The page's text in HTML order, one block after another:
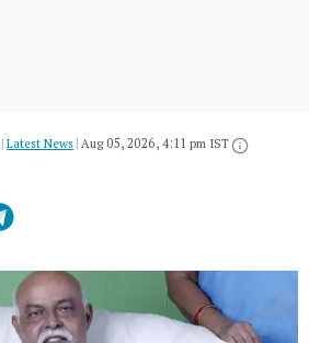
|Latest News|Aug 05, 2026, 4:11 pm IST